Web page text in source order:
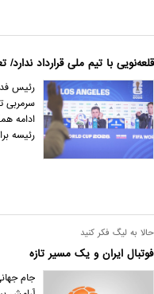
قلعه‌نویی با تیم ملی قرارداد ندارد/
رئیس
سرمربی
ادامه
رئیسه
حالا به لیگ فکر کنید
فوتبال ایران و یک مسیر تازه
جام